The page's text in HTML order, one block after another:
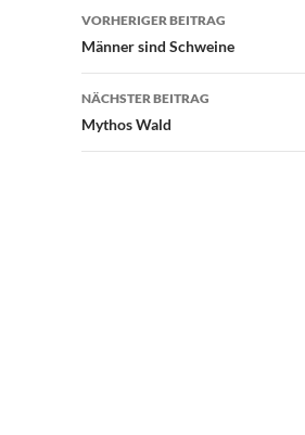
Beitragsnavigation
VORHERIGER BEITRAG
Männer sind Schweine
NÄCHSTER BEITRAG
Mythos Wald